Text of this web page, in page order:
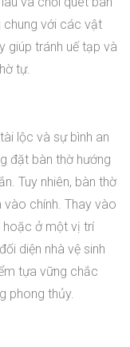
chung với các vật
giúp tránh uế tạp và
tự.
lộc và sự bình an
đặt bàn thờ hướng
Tuy nhiên, bàn thờ
vào chính. Thay vào
hoặc ở một vị trí
diện nhà vệ sinh
tựa vững chắc
phong thủy.